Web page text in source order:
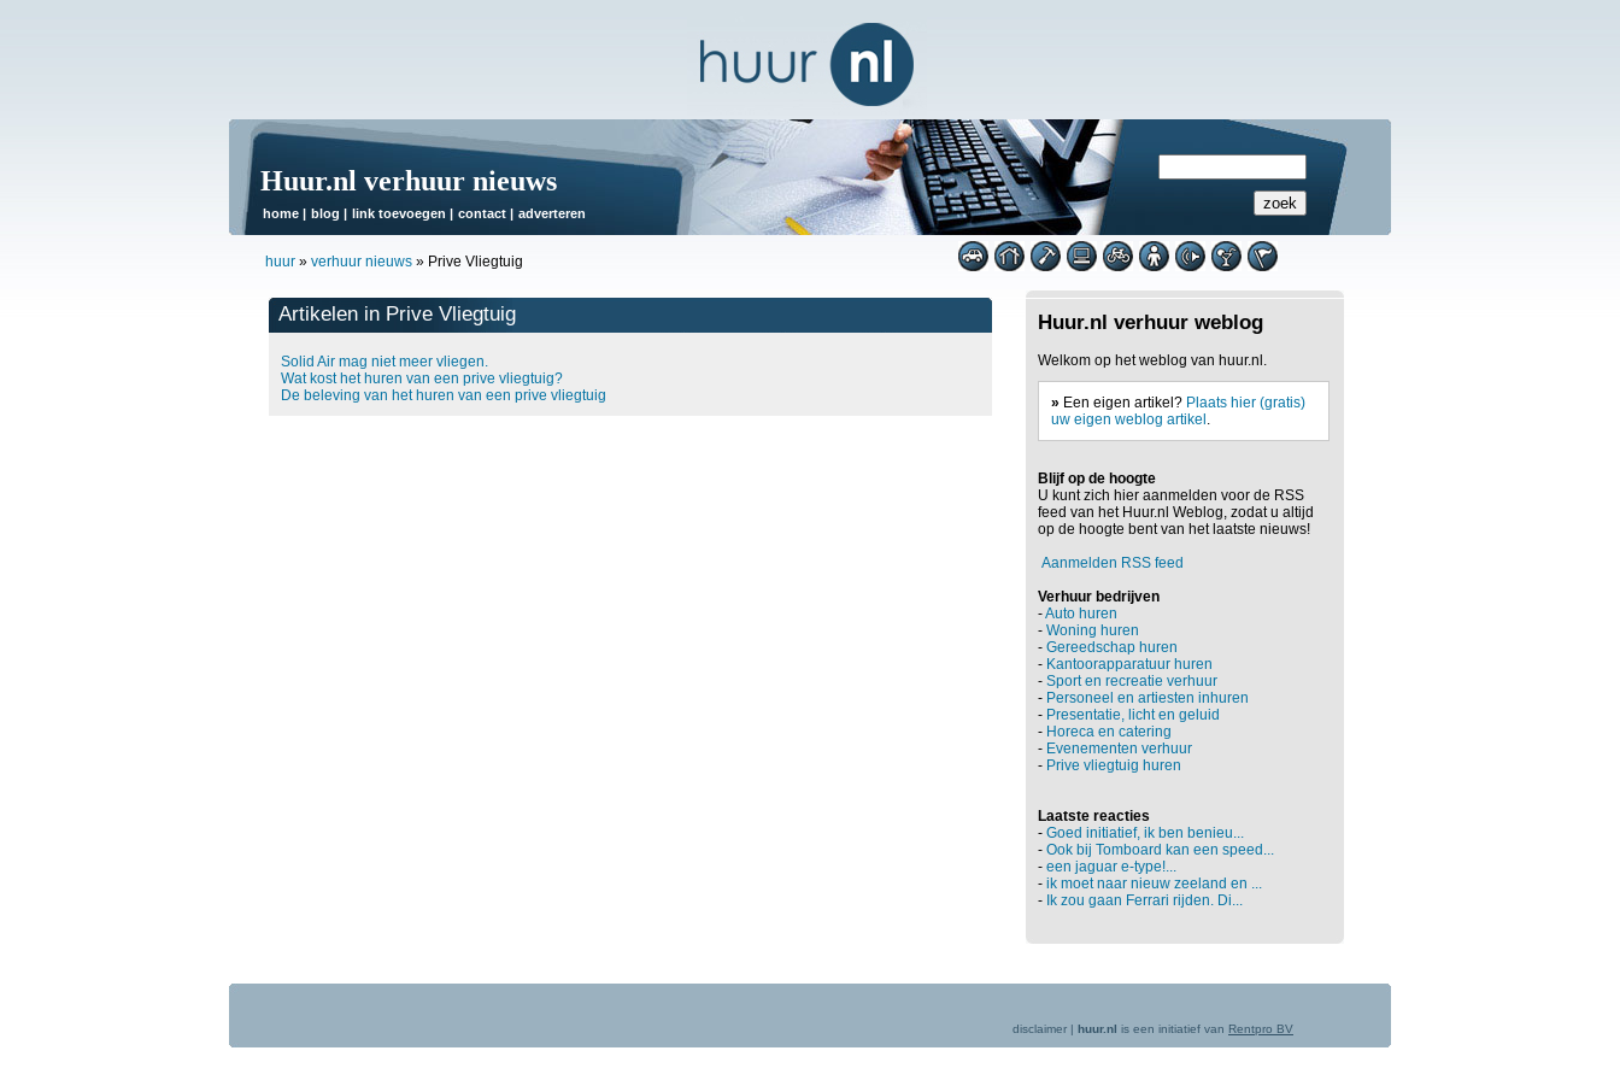
Huur.nl verhuur nieuws
home | blog | link toevoegen | contact | adverteren
huur » verhuur nieuws » Prive Vliegtuig
Artikelen in Prive Vliegtuig
Solid Air mag niet meer vliegen.
Wat kost het huren van een prive vliegtuig?
De beleving van het huren van een prive vliegtuig
Huur.nl verhuur weblog
Welkom op het weblog van huur.nl.
» Een eigen artikel? Plaats hier (gratis)
uw eigen weblog artikel .
Blijf op de hoogte
U kunt zich hier aanmelden voor de RSS
feed van het Huur.nl Weblog, zodat u altijd
op de hoogte bent van het laatste nieuws!
Aanmelden RSS feed
Verhuur bedrijven
-Auto huren
- Woning huren
- Gereedschap huren
- Kantoorapparatuur huren
- Sport en recreatie verhuur
- Personeel en artiesten inhuren
- Presentatie, licht en geluid
- Horeca en catering
- Evenementen verhuur
- Prive vliegtuig huren
Laatste reacties
- Goed initiatief, ik ben benieu...
- Ook bij Tomboard kan een speed...
- een jaguar e-type!...
- ik moet naar nieuw zeeland en ...
- Ik zou gaan Ferrari rijden. Di...
disclaimer | huur.nl is een initiatief van Rentpro BV